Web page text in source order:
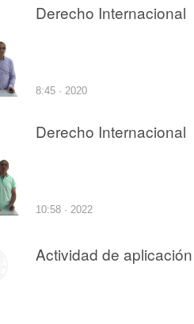
Derecho Internacional
8:45 · 2020
Derecho Internacional
10:58 · 2022
Actividad de aplicación